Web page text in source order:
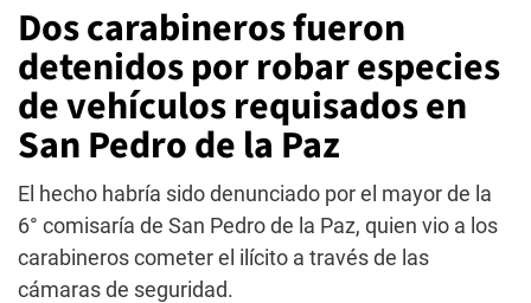
Dos carabineros fueron
detenidos por robar especies
de vehículos requisados en
San Pedro de la Paz
El hecho habría sido denunciado por el mayor de la
6° comisaría de San Pedro de la Paz, quien vio a los
carabineros cometer el ilícito a través de las
cámaras de seguridad.